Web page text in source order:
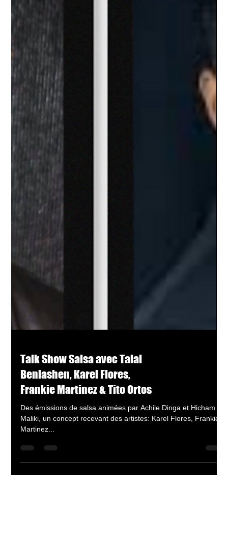
Talk Show Salsa avec Talal
Benlashen, Karel Flores,
Frankie Martinez & Tito Ortos
Des émissions de salsa animées par Achile Dinga et Hicham El
Martinez...